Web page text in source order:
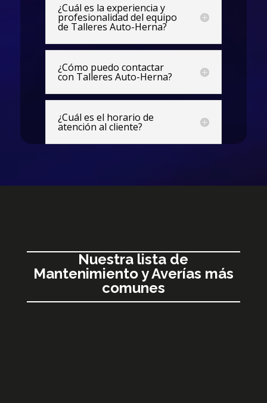
¿Cuál es la experiencia y
profesionalidad del equipo
de Talleres Auto-Herna?
¿Cómo puedo contactar
con Talleres Auto-Herna?
¿Cuál es el horario de
atención al cliente?
Nuestra lista de
Mantenimiento y Averías más
comunes